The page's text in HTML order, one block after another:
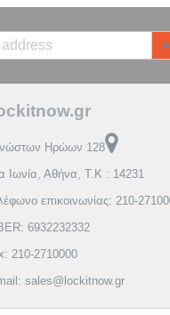
Ηρώων 128
Ιωνία, Αθήνα, Τ.Κ : 14231
επικοινωνίας: 210-
6932232332
210-2710000
sales@lockitnow.gr